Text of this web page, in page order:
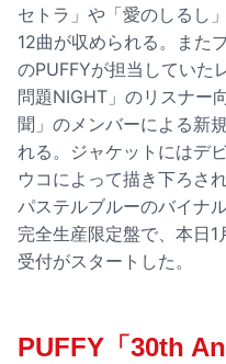
セトラ」や「愛のしるし
12曲が収められる。また
のPUFFYが担当していた
問題NIGHT」のリスナー
聞」のメンバーによる新
れる。ジャケットにはデ
ウコによって描き下ろさ
パステルブルーのバイナ
完全生産限定盤で、本日
受付がスタートした。
PUFFY「30th